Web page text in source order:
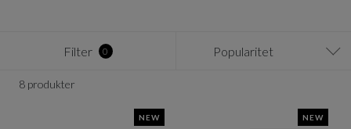
Filter 0 Popularitet
8 produkter
NEW NEW